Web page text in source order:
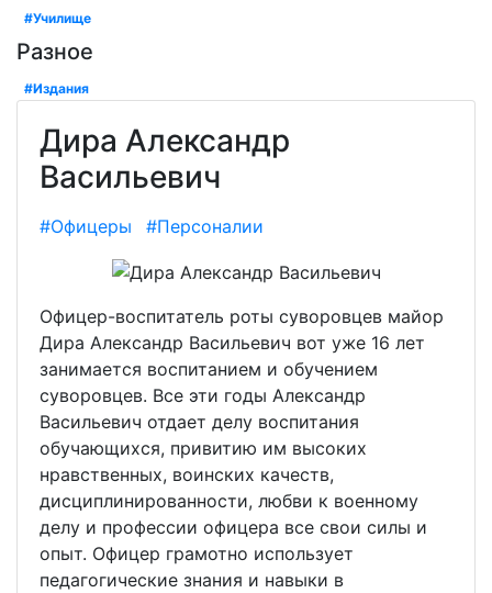
#Училище
Разное
#Издания
Дира Александр
Васильевич
#Офицеры #Персоналии
Офицер-воспитатель роты суворовцев майор
Дира Александр Васильевич вот уже 16 лет
занимается воспитанием и обучением
суворовцев. Все эти годы Александр
Васильевич отдает делу воспитания
обучающихся, привитию им высоких
нравственных, воинских качеств,
дисциплинированности, любви к военному
делу и профессии офицера все свои силы и
опыт. Офицер грамотно использует
педагогические знания и навыки в